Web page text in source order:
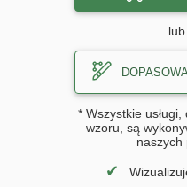
* Wszystkie
wzoru, są
naszych
✔